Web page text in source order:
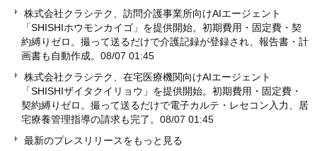
株式会社クラシテク、訪問介護事業所向けAIエージェント
「SHISHIホウモンカイゴ」を提供開始。初期費用・固定費・契
約縛りゼロ。撮って送るだけで介護記録が登録され、報告書・計
画書も自動作成。 08/07 01:45
株式会社クラシテク、在宅医療機関向けAIエージェント
「SHISHIザイタクイリョウ」を提供開始。初期費用・固定費・
契約縛りゼロ。撮って送るだけで電子カルテ・レセコン入力、居
宅療養管理指導の請求も完了。 08/07 01:45
最新のプレスリリースをもっと見る